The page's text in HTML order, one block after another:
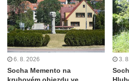
Plastika Koule v Gutenbergově ulici
Liberci
Pamětní deska Vojtěcha Kocmicha
domě čp. 37 v ulici Betlém v Římově
Pomník na paměť zrušení roboty v
Socha vodníka v Plavu
6. 8. 2026
Socha Memento na
kruhovém objezdu ve
3.